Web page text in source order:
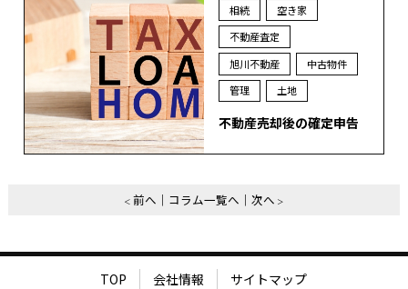
相続
空き家
不動産査定
旭川不動産
中古物件
管理
土地
不動産売却後の確定申告
前へ コラム一覧へ 次へ
TOP 会社情報 サイトマップ